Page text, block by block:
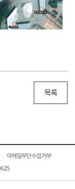
목록
이메일무단수집거부